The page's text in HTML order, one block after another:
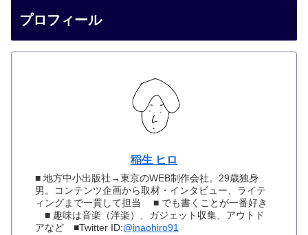
プロフィール
稲生 ヒロ
■ 地方中小出版社→東京のWEB制作会社。29歳独身
男。コンテンツ企画から取材・インタビュー、ライテ
ィングまで一貫して担当 ■ でも書くことが一番好き
■ 趣味は音楽（洋楽）、ガジェット収集、アウトド
アなど ■Twitter ID:@inaohiro91